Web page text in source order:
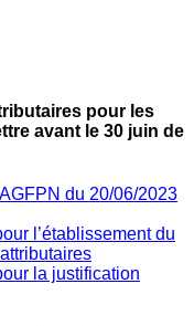
pour les
avant le 30 juin de
du 20/06/2023
l’établissement du
la justification